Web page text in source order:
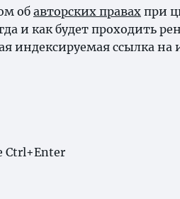
об авторских правах при
и как будет проходить
индексируемая ссылка на
Ctrl+Enter